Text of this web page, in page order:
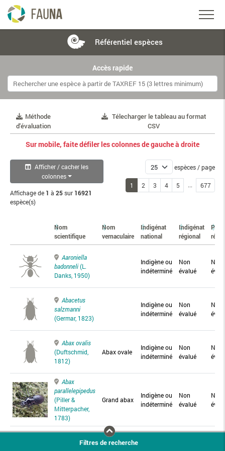
Référentiel espèces
Accès rapide
Méthode
d'évaluation
Télecharger le tableau au format
CSV
Sur mobile, faite défiler les colonnes de gauche à droite
Afficher / cacher les
colonnes
Affichage de 1 à 25sur 16921
espèce(s)
espèces / page
1 2 3 4 5 ... 677
Nom
scientifique
Nom
vernaculaire
Indigénat
national
Indigénat
régional
Aaroniella
badonneli(L.
Danks, 1950)
Indigène ou
indéterminé
Non
évalué
Non
Abacetus
salzmanni
(Germar, 1823)
Indigène ou
indéterminé
Non
évalué
Non
Abax ovalis
(Duftschmid,
1812)
Abax ovale
Indigène ou
indéterminé
Non
évalué
Non
Abax
parallelepipedus
(Piller &
Mitterpacher,
1783)
Grand abax
Indigène ou
indéterminé
Non
évalué
Non
Abax
Abax
Filtres de recherche